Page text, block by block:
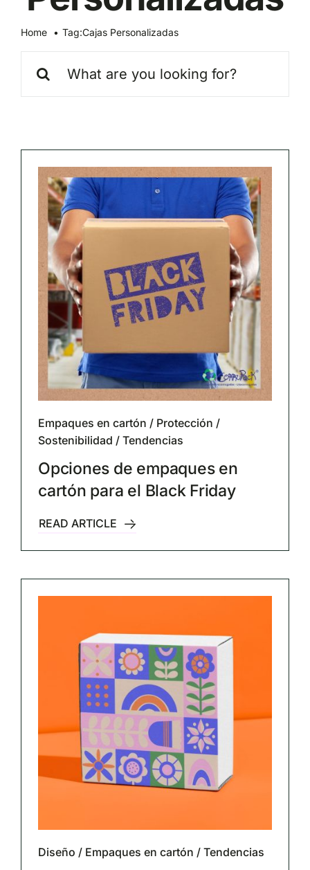
Home Tag:Cajas Personalizadas
for:
Empaques en cartón / Protección /
Sostenibilidad / Tendencias
Opciones de empaques en
cartón para el Black Friday
READ ARTICLE
Diseño / Empaques en cartón / Tendencias